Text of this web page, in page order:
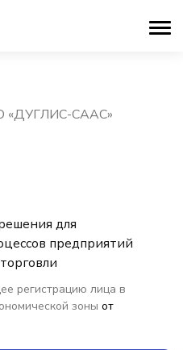
«ДУГЛИС-СААС»
для
предприятий
регистрацию лица в
зоны от